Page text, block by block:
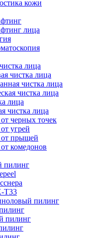
кожи
лица
лица
чистка лица
чистка лица
чистка лица
лица
чистка лица
черных точек
угрей
от прыщей
комедонов
пилинг
T33
пилинг
пилинг